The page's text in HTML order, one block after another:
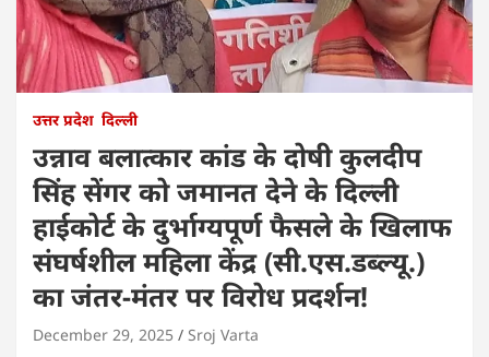
उत्तर प्रदेश दिल्ली
उन्नाव बलात्कार कांड के दोषी कुलदीप
सिंह सेंगर को जमानत देने के दिल्ली
हाईकोर्ट के दुर्भाग्यपूर्ण फैसले के खिलाफ
संघर्षशील महिला केंद्र (सी.एस.डब्ल्यू.)
का जंतर-मंतर पर विरोध प्रदर्शन!
December 29, 2025 Sroj Varta